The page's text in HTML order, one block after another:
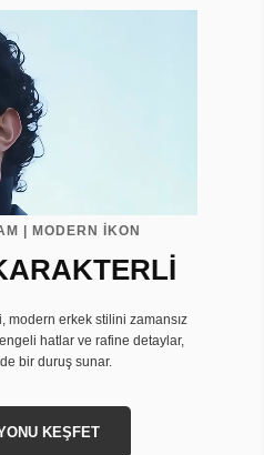
| MODERN İKON
modern erkek stilini zamansız
hatlar ve rafine detaylar,
bir duruş sunar.
KEŞFET